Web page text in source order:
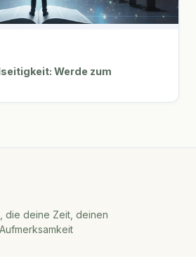
Werde zum
die deine Zeit, deinen